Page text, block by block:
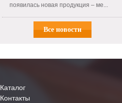
появилась новая продукция – ме...
Все новости
Каталог
Контакты